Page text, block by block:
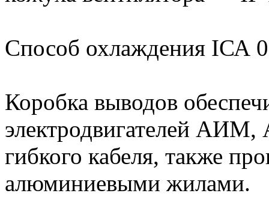
Способ охлаждения IСА
Коробка выводов
электродвигателей
гибкого кабеля, также
алюминиевыми жилами.